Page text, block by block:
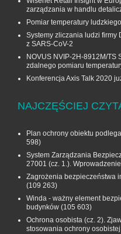
zarządzania w handlu
Pomiar temperatury
Systemy zliczania ludzi firmy
z SARS-CoV-2
NOVUS NVIP-2H-8912M/TS
zdalnego pomiaru
Konferencja Axis Talk 2020
NAJCZĘŚCIEJ
Plan ochrony obiektu
598)
System Zarządzania
27001 (cz. 1.). Wprowadzenie
Zagrożenia bezpieczeństwa
(109 263)
Winda - ważny element
budynków (105 603)
Ochrona osobista (cz. 2).
stosowania ochrony osobistej